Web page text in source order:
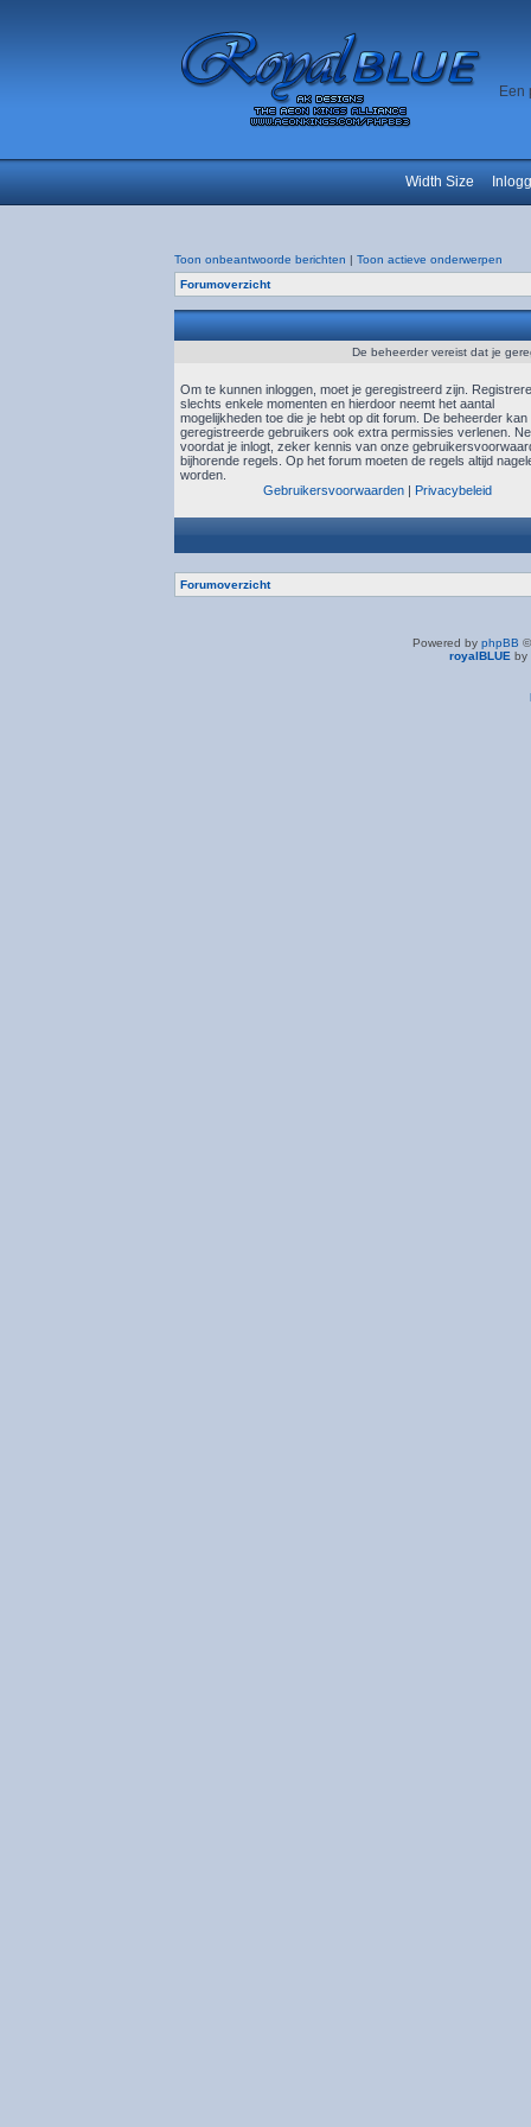
Een
Width Size
Toon onbeantwoorde berichten | Toon actieve onderwerpen
Forumoverzicht
De beheerder vereist dat je
Om te kunnen inloggen, moet je geregistreerd zijn.
slechts enkele momenten en hierdoor neemt het aantal
mogelijkheden toe die je hebt op dit forum. De beheerder kan
geregistreerde gebruikers ook extra permissies verlenen.
voordat je inlogt, zeker kennis van onze
bijhorende regels. Op het forum moeten de regels altijd
worden.
Gebruikersvoorwaarden | Privacybeleid
Forumoverzicht
Powered by phpBB
royalBLUE by